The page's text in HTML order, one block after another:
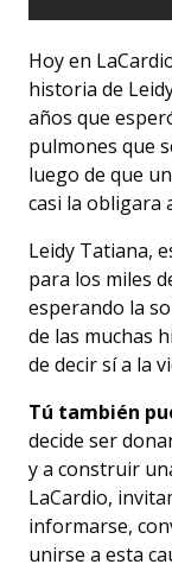
Hoy en
historia de
años que
pulmones que
luego de que
casi la obligara
Leidy Tatiana,
para los miles
esperando la
de las muchas
de decir sí a la
Tú también
decide ser
y a construir
LaCardio,
informarse,
unirse a esta